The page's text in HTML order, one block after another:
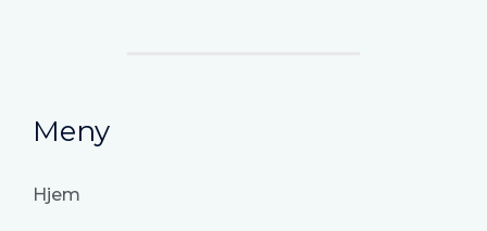
Meny
Hjem